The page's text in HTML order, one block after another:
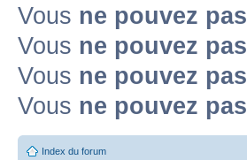
Vous ne pouvez pas
Vous ne pouvez pas
Vous ne pouvez pas
Vous ne pouvez pas
Index du forum